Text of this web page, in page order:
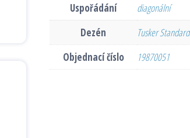
Uspořádání
diagonální
Dezén
Tusker Standard
Objednací číslo
19870051